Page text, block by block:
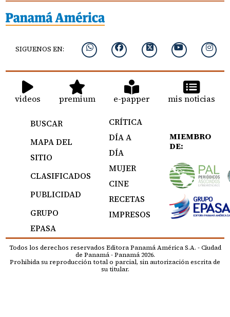
SIGUENOS EN:
videos premium e-papper mis noticias
BUSCAR
MAPA DEL
SITIO
CLASIFICADOS
PUBLICIDAD
GRUPO
EPASA
CRÍTICA
DÍA A
DÍA
MUJER
CINE
RECETAS
IMPRESOS
MIEMBRO
DE:
Todos los derechos reservados Editora Panamá América S.A. - Ciudad
de Panamá - Panamá 2026.
Prohibida su reproducción total o parcial, sin autorización escrita de
su titular.